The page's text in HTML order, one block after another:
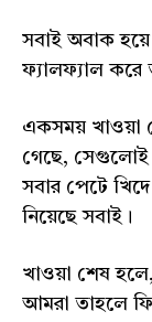
সবাই অবাক
ফ্যালফ্যাল করে
একসময় খাওয়া
গেছে, সেগুলোই
সবার পেটে
নিয়েছে সবাই।
খাওয়া শেষ
আমরা তাহলে